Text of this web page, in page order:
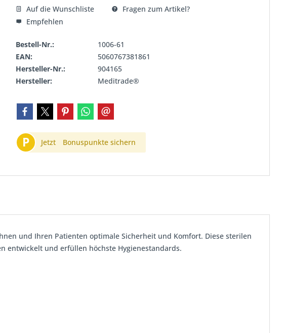
Auf die Wunschliste
Fragen zum Artikel?
Empfehlen
Bestell-Nr.:
1006-61
EAN:
5060767381861
Hersteller-Nr.:
904165
Hersteller:
Meditrade®
P Jetzt Bonuspunkte sichern
und Ihren Patienten optimale Sicherheit und Komfort. Diese sterilen
entwickelt und erfüllen höchste Hygienestandards.